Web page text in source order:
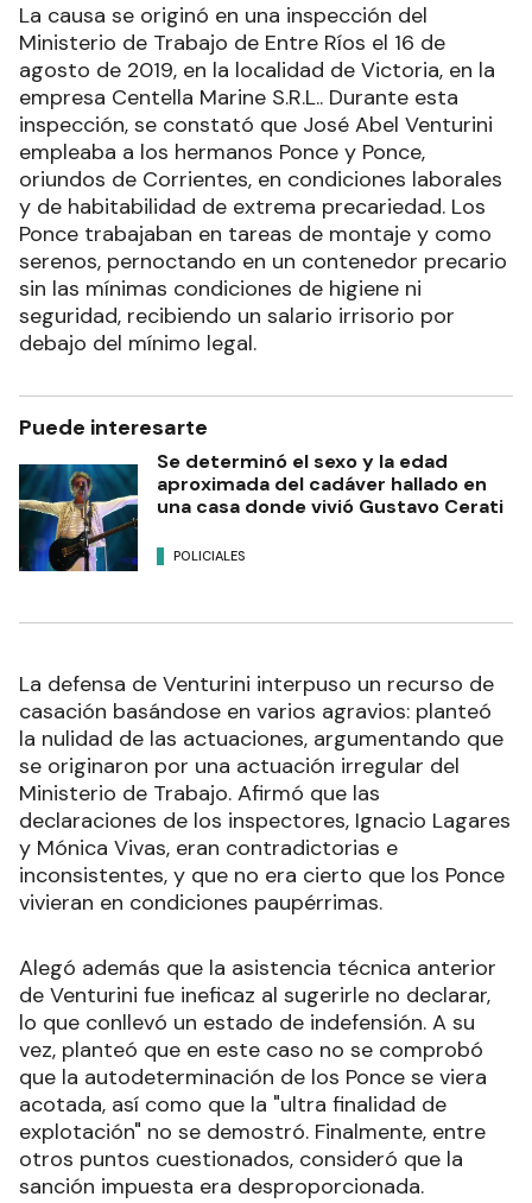
La causa se originó en una inspección del
Ministerio de Trabajo de Entre Ríos el 16 de
agosto de 2019, en la localidad de Victoria, en la
empresa Centella Marine S.R.L.. Durante esta
inspección, se constató que José Abel Venturini
empleaba a los hermanos Ponce y Ponce,
oriundos de Corrientes, en condiciones laborales
y de habitabilidad de extrema precariedad. Los
Ponce trabajaban en tareas de montaje y como
serenos, pernoctando en un contenedor precario
sin las mínimas condiciones de higiene ni
seguridad, recibiendo un salario irrisorio por
debajo del mínimo legal.
Puede interesarte
Se determinó el sexo y la edad
aproximada del cadáver hallado en
una casa donde vivió Gustavo Cerati
POLICIALES
La defensa de Venturini interpuso un recurso de
casación basándose en varios agravios: planteó
la nulidad de las actuaciones, argumentando que
se originaron por una actuación irregular del
Ministerio de Trabajo. Afirmó que las
declaraciones de los inspectores, Ignacio Lagares
y Mónica Vivas, eran contradictorias e
inconsistentes, y que no era cierto que los Ponce
vivieran en condiciones paupérrimas.
Alegó además que la asistencia técnica anterior
de Venturini fue ineficaz al sugerirle no declarar,
lo que conllevó un estado de indefensión. A su
vez, planteó que en este caso no se comprobó
que la autodeterminación de los Ponce se viera
acotada, así como que la "ultra finalidad de
explotación" no se demostró. Finalmente, entre
otros puntos cuestionados, consideró que la
sanción impuesta era desproporcionada.